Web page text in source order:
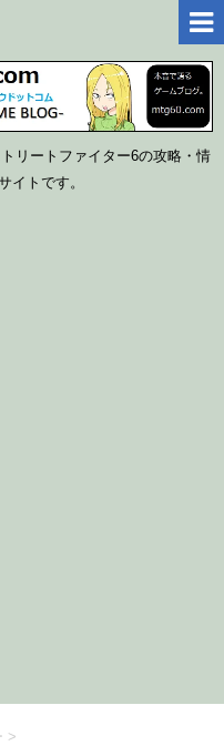
リートファイター6の攻略・情
イトです。
>